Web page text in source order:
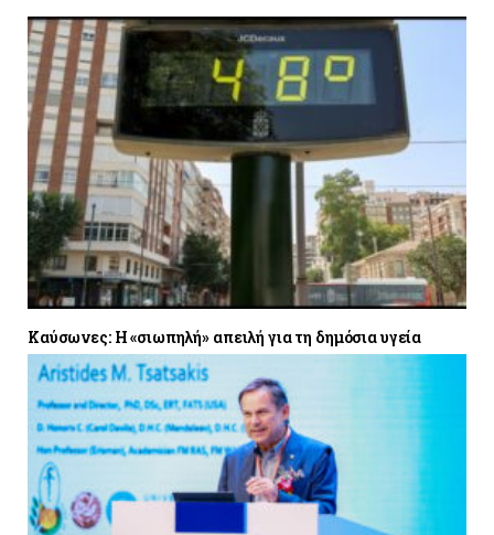
Καύσωνες: Η «σιωπηλή» απειλή για τη δημόσια υγεία